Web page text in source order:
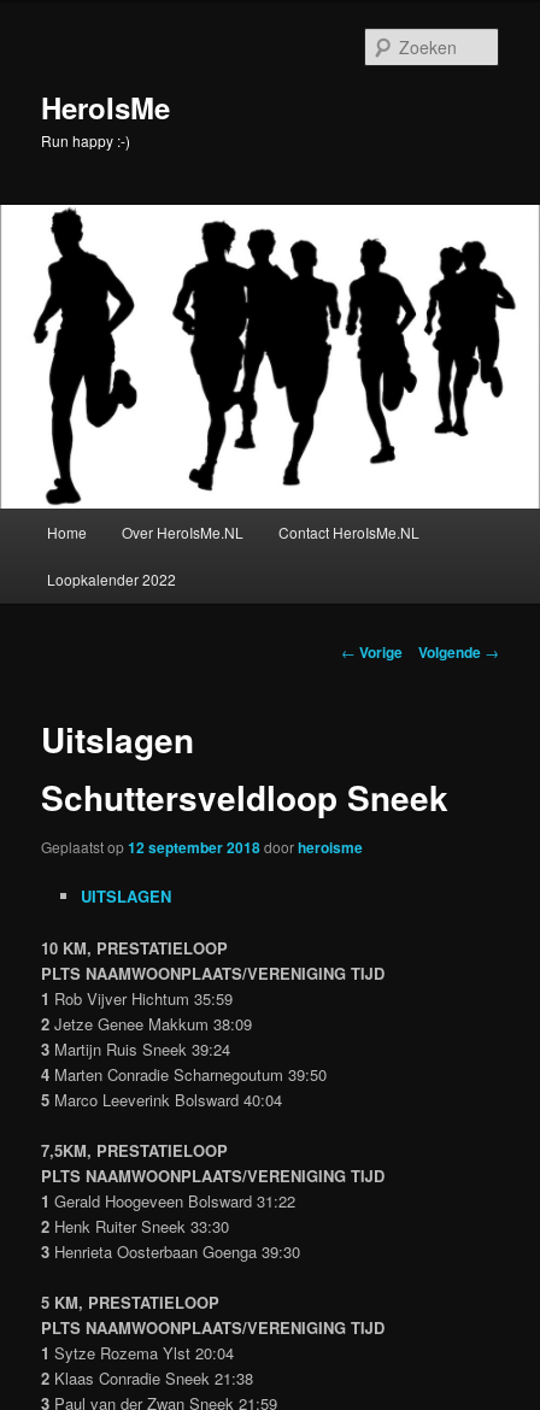
inhoudHeroIsMe
Run happy :-)
Home Over HeroIsMe.NL Contact HeroIsMe.NL
Loopkalender 2022
Berichtnavigatie
← Vorige Volgende →
Uitslagen
Schuttersveldloop Sneek
Geplaatst op12 september 2018doorheroisme
UITSLAGEN
10 KM, PRESTATIELOOP
PLTS NAAMWOONPLAATS/VERENIGING TIJD
1 Rob Vijver Hichtum 35:59
2 Jetze Genee Makkum 38:09
3 Martijn Ruis Sneek 39:24
4 Marten Conradie Scharnegoutum 39:50
5 Marco Leeverink Bolsward 40:04
7,5KM, PRESTATIELOOP
PLTS NAAMWOONPLAATS/VERENIGING TIJD
1 Gerald Hoogeveen Bolsward 31:22
2 Henk Ruiter Sneek 33:30
3 Henrieta Oosterbaan Goenga 39:30
5 KM, PRESTATIELOOP
PLTS NAAMWOONPLAATS/VERENIGING TIJD
1 Sytze Rozema Ylst 20:04
2 Klaas Conradie Sneek 21:38
3 Paul van der Zwan Sneek 21:59